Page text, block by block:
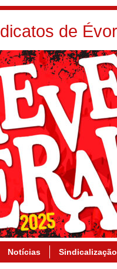
de
Notícias Sindicalização